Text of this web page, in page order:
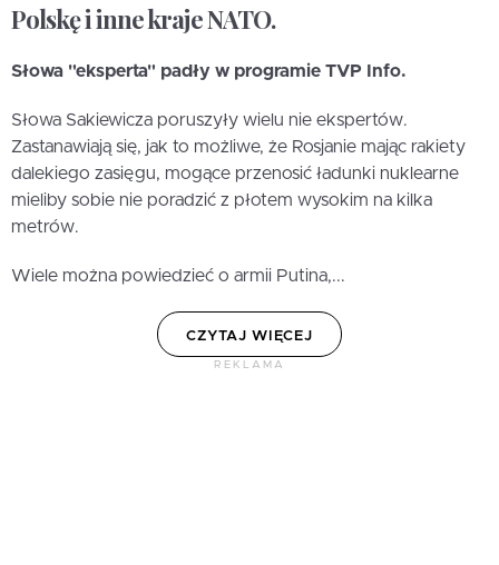
Polskę i inne kraje NATO.
Słowa "eksperta" padły w programie TVP Info.
Słowa Sakiewicza poruszyły wielu nie ekspertów.
Zastanawiają się, jak to możliwe, że Rosjanie mając rakiety
dalekiego zasięgu, mogące przenosić ładunki nuklearne
mieliby sobie nie poradzić z płotem wysokim na kilka
metrów.
Wiele można powiedzieć o armii Putina,...
CZYTAJ WIĘCEJ
REKLAMA